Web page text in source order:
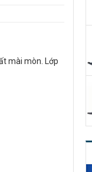
mài mòn. Lớp